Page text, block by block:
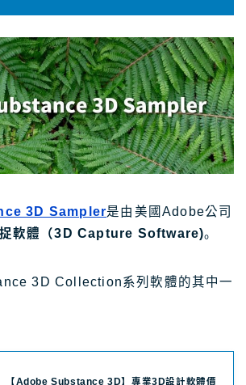
3D Sampler是由美國Adobe公司
軟體（3D Capture Software)。
3D Collection系列軟體的其中一
【Adobe Substance 3D】專業3D設計軟體價